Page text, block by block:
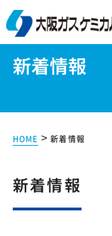
新着情報
HOME > 新着情報
新着情報